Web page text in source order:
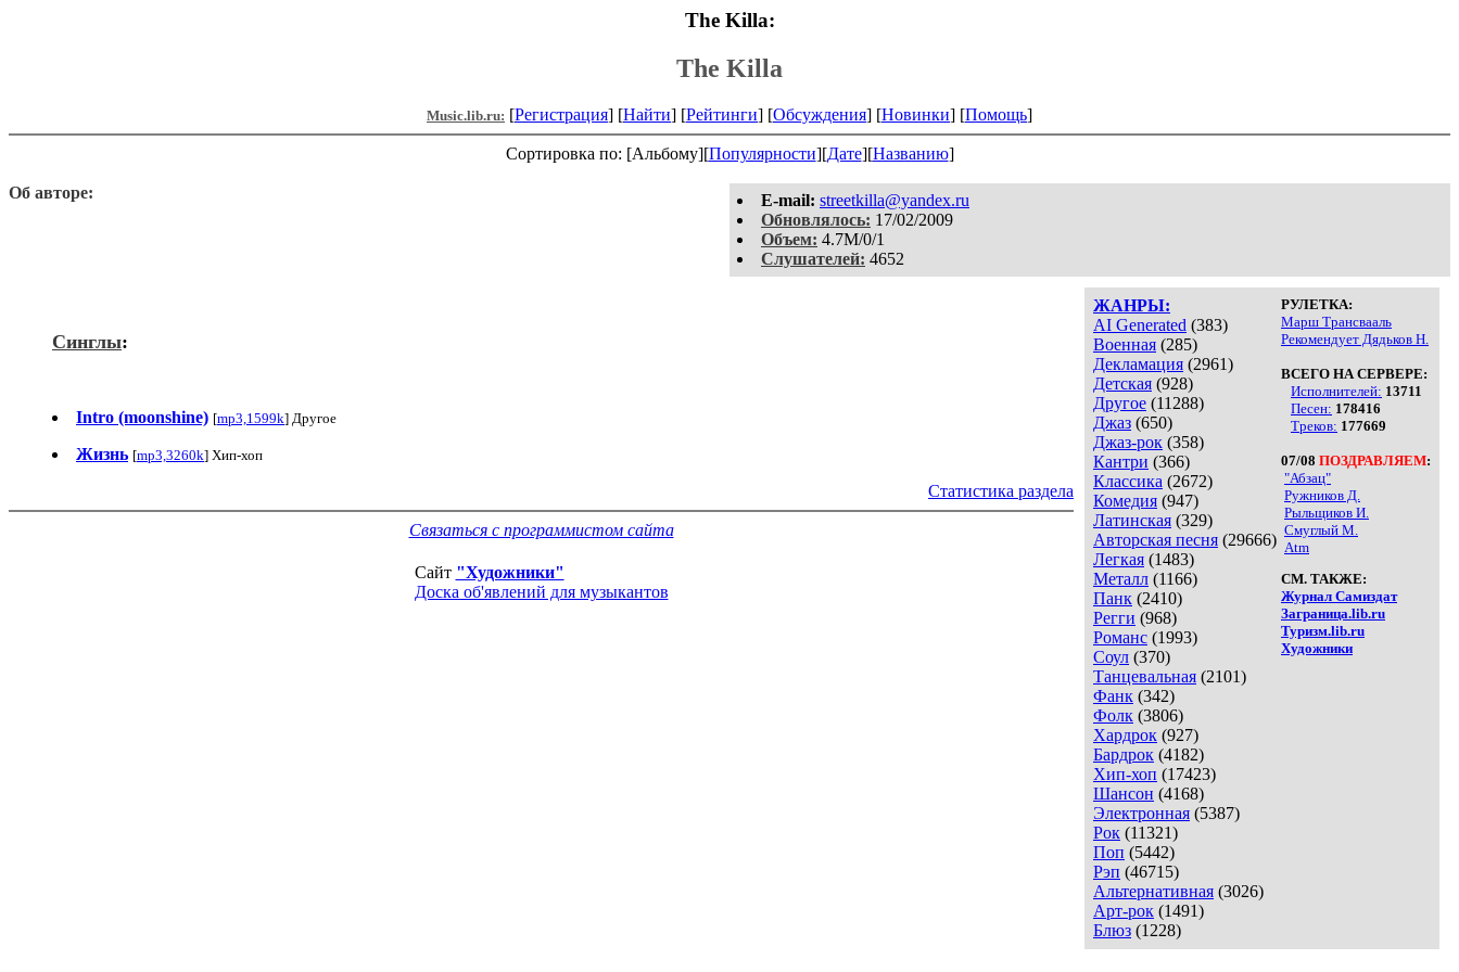
The Killa:
The Killa
Music.lib.ru: [Регистрация] [Найти] [Рейтинги] [Обсуждения] [Новинки] [Помощь]
Сортировка по: [Альбому][Популярности][Дате][Названию]
E-mail: streetkilla@yandex.ru
Обновлялось: 17/02/2009
Объем: 4.7M/0/1
Слушателей: 4652
Об авторе:
ЖАНРЫ:
AI Generated (383)
Военная (285)
Декламация (2961)
Детская (928)
Другое (11288)
Джаз (650)
Джаз-рок (358)
Кантри (366)
Классика (2672)
Комедия (947)
Латинская (329)
Авторская песня (29666)
Легкая (1483)
Металл (1166)
Панк (2410)
Регги (968)
Романс (1993)
Соул (370)
Танцевальная (2101)
Фанк (342)
Фолк (3806)
Хардрок (927)
Бардрок (4182)
Хип-хоп (17423)
Шансон (4168)
Электронная (5387)
Рок (11321)
Поп (5442)
Рэп (46715)
Альтернативная (3026)
Арт-рок (1491)
Блюз (1228)
РУЛЕТКА:
Марш Трансвааль
Рекомендует Дядьков Н.
ВСЕГО НА СЕРВЕРЕ:
Исполнителей: 13711
Песен: 178416
Треков: 177669
07/08 ПОЗДРАВЛЯЕМ:
"Абзац"
Ружников Д.
Рыльщиков И.
Смуглый М.
Atm
СМ. ТАКЖЕ:
Журнал Самиздат
Заграница.lib.ru
Туризм.lib.ru
Художники
Синглы:
Intro (moonshine) [mp3,1599k] Другое
Жизнь [mp3,3260k] Хип-хоп
Статистика раздела
Связаться с программистом сайта
Сайт "Художники"
Доска об'явлений для музыкантов